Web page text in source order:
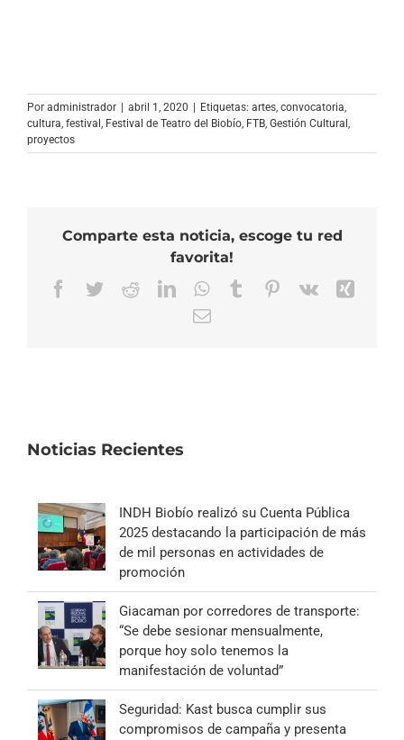
Por administrador abril 1, 2020 Etiquetas: artes, convocatoria,
cultura, festival , Festival de Teatro del Biobío, FTB, Gestión Cultural ,
proyectos
Comparte esta noticia, escoge tu red
favorita!
Facebook
TwitterRedditLinkedInWhatsApp
TumblrPinterest
Vk
Correo
Noticias Recientes
INDH Biobío realizó su Cuenta Pública
2025 destacando la participación de más
de mil personas en actividades de
promoción
Giacaman por corredores de transporte:
“Se debe sesionar mensualmente,
porque hoy solo tenemos la
manifestación de voluntad”
Seguridad: Kast busca cumplir sus
compromisos de campaña y presenta